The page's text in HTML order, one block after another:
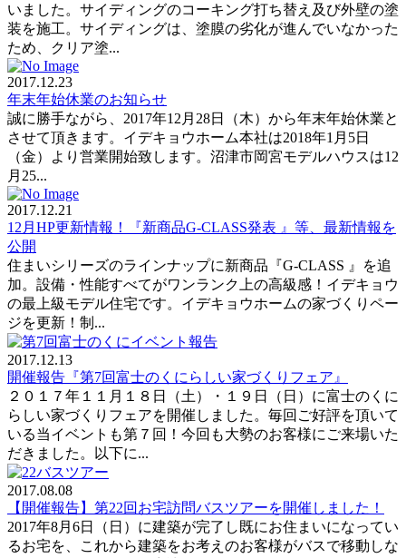
いました。サイディングのコーキング打ち替え及び外壁の塗
装を施工。サイディングは、塗膜の劣化が進んでいなかった
ため、クリア塗...
2017.12.23
年末年始休業のお知らせ
誠に勝手ながら、2017年12月28日（木）から年末年始休業と
させて頂きます。イデキョウホーム本社は2018年1月5日
（金）より営業開始致します。沼津市岡宮モデルハウスは12
月25...
2017.12.21
12月HP更新情報！『新商品G-CLASS発表 』等、最新情報を
公開
住まいシリーズのラインナップに新商品『G-CLASS 』を追
加。設備・性能すべてがワンランク上の高級感！イデキョウ
の最上級モデル住宅です。イデキョウホームの家づくりペー
ジを更新！制...
2017.12.13
開催報告『第7回富士のくにらしい家づくりフェア』
２０１７年１１月１８日（土）・１９日（日）に富士のくに
らしい家づくりフェアを開催しました。毎回ご好評を頂いて
いる当イベントも第７回！今回も大勢のお客様にご来場いた
だきました。以下に...
2017.08.08
【開催報告】第22回お宅訪問バスツアーを開催しました！
2017年8月6日（日）に建築が完了し既にお住まいになってい
るお宅を、これから建築をお考えのお客様がバスで移動しな